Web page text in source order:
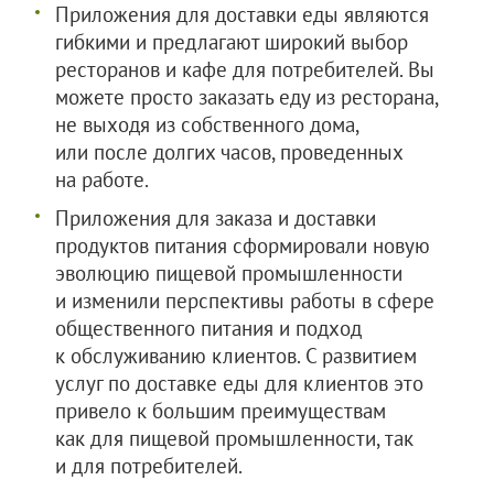
Приложения для доставки еды являются
гибкими и предлагают широкий выбор
ресторанов и кафе для потребителей. Вы
можете просто заказать еду из ресторана,
не выходя из собственного дома,
или после долгих часов, проведенных
на работе.
Приложения для заказа и доставки
продуктов питания сформировали новую
эволюцию пищевой промышленности
и изменили перспективы работы в сфере
общественного питания и подход
к обслуживанию клиентов. С развитием
услуг по доставке еды для клиентов это
привело к большим преимуществам
как для пищевой промышленности, так
и для потребителей.